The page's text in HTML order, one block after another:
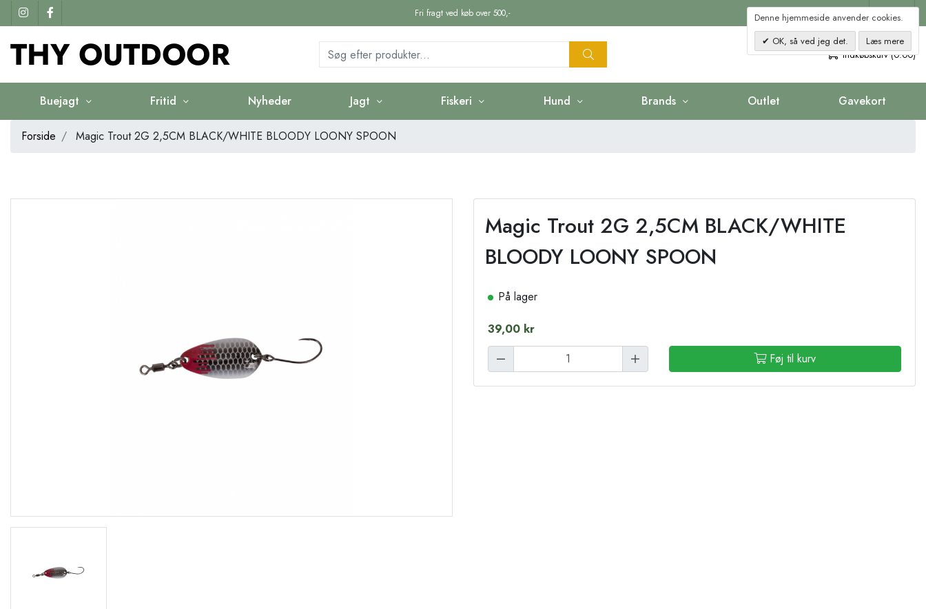
Fri fragt ved køb over 500,- Kontakt
0
Indkøbskurv (0.00)
Buejagt Fritid Nyheder Jagt Fiskeri Hund Brands Outlet Gavekort
Forside Magic Trout 2G 2,5CM BLACK/WHITE BLOODY LOONY SPOON
Magic Trout 2G 2,5CM BLACK/WHITE
BLOODY LOONY SPOON
På lager
39,00 kr
Føj til kurv
Denne hjemmeside anvender cookies.
OK, så ved jeg det.
Læs mere